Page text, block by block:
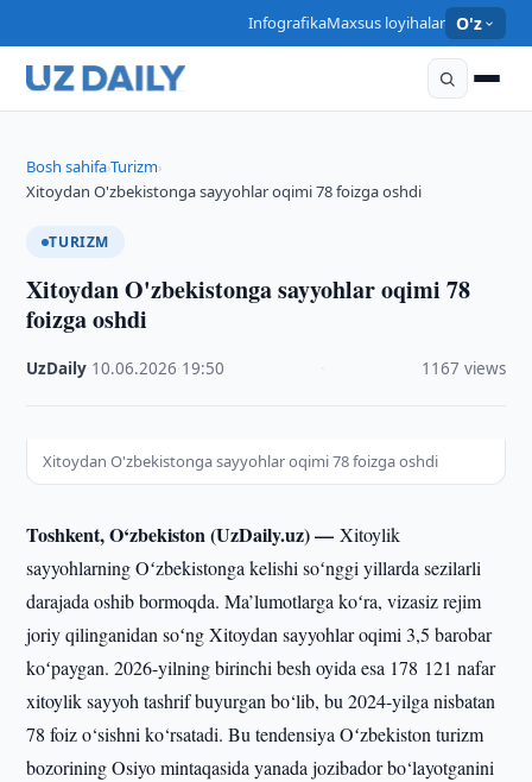
InfografikaMaxsus loyihalar O'z
Bosh sahifa›Turizm›
Xitoydan O'zbekistonga sayyohlar oqimi 78 foizga oshdi
TURIZM
Xitoydan O'zbekistonga sayyohlar oqimi 78
foizga oshdi
UzDaily 10.06.2026 19:50 1167 views
Xitoydan O'zbekistonga sayyohlar oqimi 78 foizga oshdi
Toshkent, O‘zbekiston (UzDaily.uz) —Xitoylik
sayyohlarning Oʻzbekistonga kelishi soʻnggi yillarda sezilarli
darajada oshib bormoqda. Ma’lumotlarga koʻra, vizasiz rejim
joriy qilinganidan soʻng Xitoydan sayyohlar oqimi 3,5 barobar
koʻpaygan. 2026-yilning birinchi besh oyida esa 178 121 nafar
xitoylik sayyoh tashrif buyurgan bo‘lib, bu 2024-yilga nisbatan
78 foiz o‘sishni ko‘rsatadi. Bu tendensiya Oʻzbekiston turizm
bozorining Osiyo mintaqasida yanada jozibador bo‘layotganini